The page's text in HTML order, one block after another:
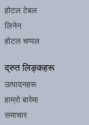
होटल टेबल
लिनेन
होटल चप्पल
द्रुत लिङ्कहरू
उत्पादनहरू
हाम्रो बारेमा
समाचार